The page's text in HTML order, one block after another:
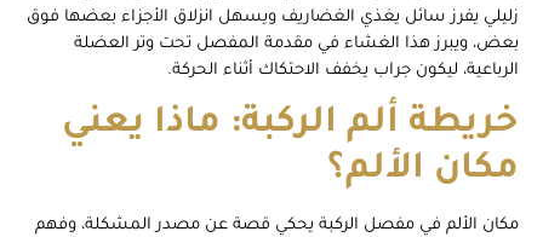
زليلي يفرز سائل يغذي الغضاريف ويسهل انزلاق الأجزاء بعضها فوق
بعض، ويبرز هذا الغشاء في مقدمة المفصل تحت وتر العضلة
الرباعية، ليكون جراب يخفف الاحتكاك أثناء الحركة.
خريطة ألم الركبة: ماذا يعني
مكان الألم؟
مكان الألم في مفصل الركبة يحكي قصة عن مصدر المشكلة، وفهم